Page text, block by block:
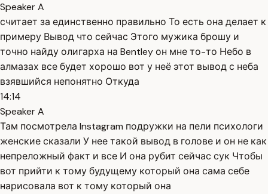
Speaker A
считает за единственно правильно То есть она делает к
примеру Вывод что сейчас Этого мужика брошу и
точно найду олигарха на Bentley он мне то-то Небо в
алмазах все будет хорошо вот у неё этот вывод с неба
взявшийся непонятно Откуда
14:14
Speaker A
Там посмотрела Instagram подружки на пели психологи
женские сказали У нее такой вывод в голове и он не как
непреложный факт и все И она рубит сейчас сук Чтобы
вот прийти к тому будущему который она сама себе
нарисовала вот к тому который она